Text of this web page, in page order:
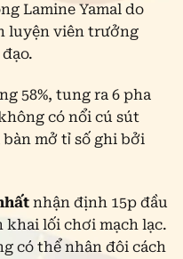
Lamine Yamal do
luyện viên trưởng
58%, tung ra 6 pha
có nổi cú sút
bàn mở tỉ số ghi bởi
nhận định 15p đầu
khai lối chơi mạch lạc.
có thể nhân đôi cách